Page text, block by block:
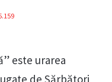
este urarea